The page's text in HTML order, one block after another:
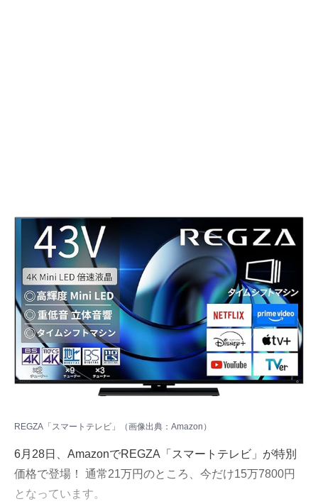
REGZA「スマートテレビ」（画像出典：Amazon）
6月28日、 AmazonでREGZA「スマートテレビ」が特別
価格で登場！ 通常21万円のところ、今だけ15万7800円
となっています。